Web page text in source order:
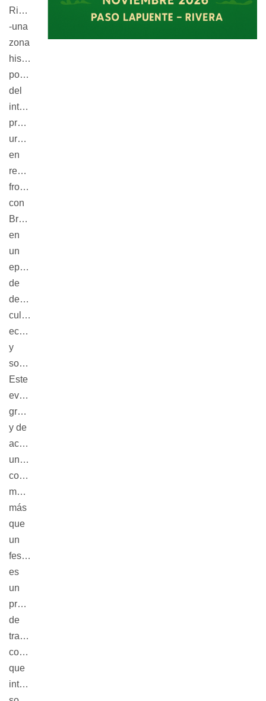
Rivera
-una
zona
históricamente
postergada
del
interior
profundo
uruguayo,
en
región
fronteriza
con
Brasil-
en
un
epicentro
de
desarrollo
cultural,
económico
y
social.
Este
evento
gratuito
y de
acceso
universal
constituye
mucho
más
que
un
festival:
es
un
proceso
de
transformación
comunitaria
que
integra